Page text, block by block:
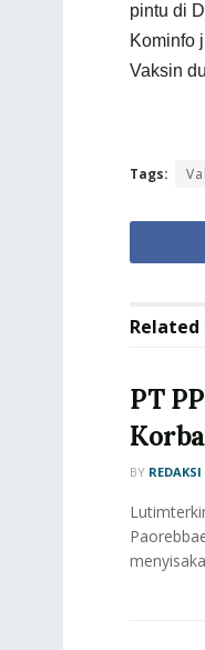
pintu di
Kominfo
Vaksin
Tags:
Related
PT
BY REDAKSI